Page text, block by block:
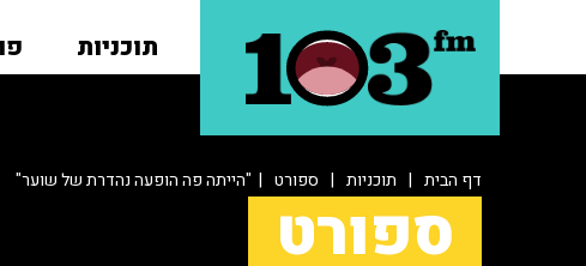
תוכניות
דף הבית | תוכניות | ספורט | "הייתה פה הופעה נהדרת של שוער"
ספורט